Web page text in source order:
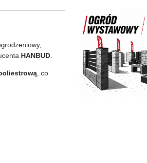
HANBUD
, co